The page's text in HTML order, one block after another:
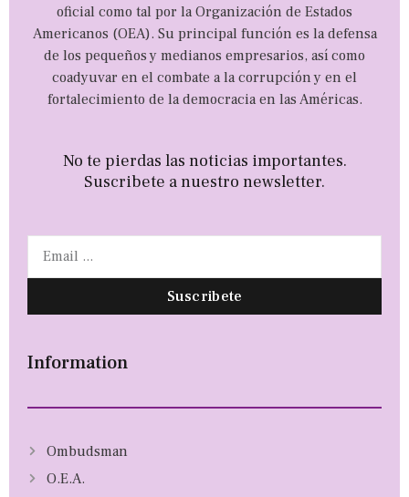
oficial como tal por la Organización de Estados
Americanos (OEA). Su principal función es la defensa
de los pequeños y medianos empresarios, así como
coadyuvar en el combate a la corrupción y en el
fortalecimiento de la democracia en las Américas.
No te pierdas las noticias importantes.
Suscribete a nuestro newsletter.
Suscribete
Information
Ombudsman
O.E.A.